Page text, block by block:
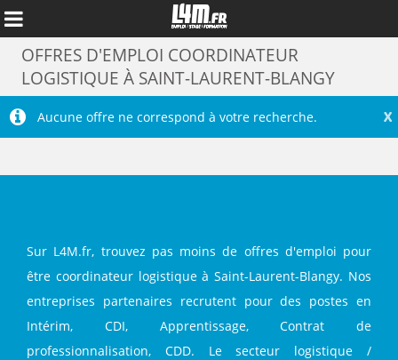
Annuler
OFFRES D'EMPLOI COORDINATEUR
LOGISTIQUE À SAINT-LAURENT-BLANGY
X
Aucune offre ne correspond à votre recherche.
Sur L4M.fr, trouvez pas moins de offres d'emploi pour
être coordinateur logistique à Saint-Laurent-Blangy. Nos
entreprises partenaires recrutent pour des postes en
Intérim, CDI, Apprentissage, Contrat de
professionnalisation, CDD. Le secteur logistique /